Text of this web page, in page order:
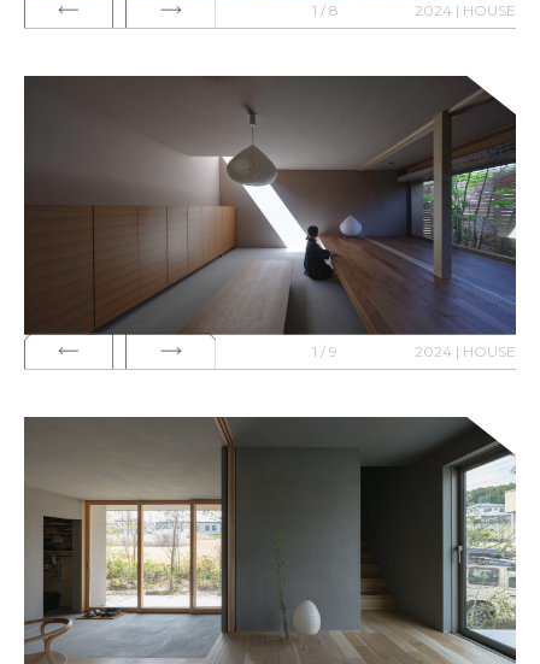
1 / 8 2024 | HOUSE
1 / 9 2024 | HOUSE